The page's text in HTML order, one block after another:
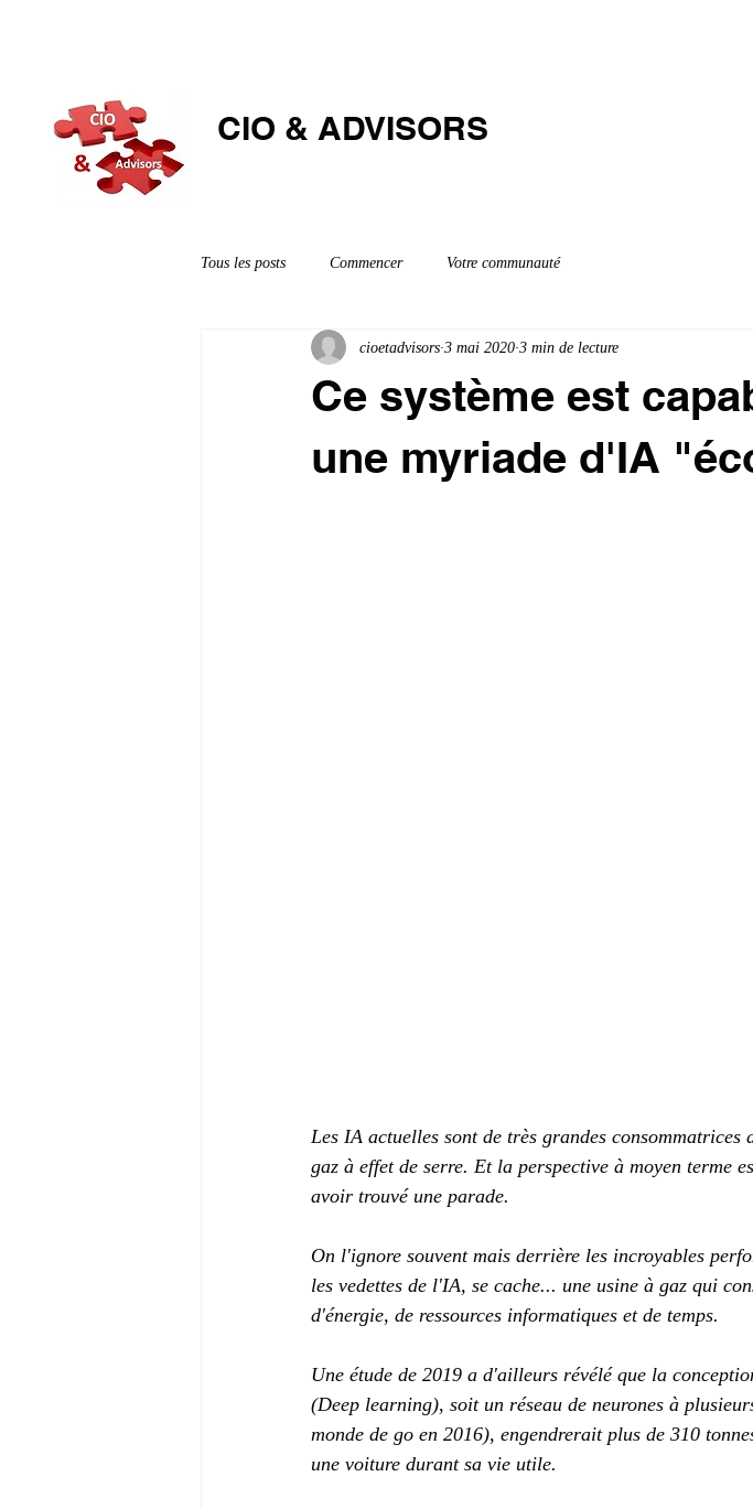
CIO & ​ADVISORS
Tous les posts Commencer Votre communauté
Ce système est
une myriade d'IA
cioetadvisors 3 mai 2020 3 min de lecture
Les IA actuelles sont de très grandes
gaz à effet de serre. Et la perspective à moyen terme
avoir trouvé une parade.
On l'ignore souvent mais derrière les incroyables
les vedettes de l'IA, se cache... une usine à gaz qui
d'énergie, de ressources informatiques et de temps.
Une étude de 2019 a d'ailleurs révélé que la
(Deep learning), soit un réseau de neurones à
monde de go en 2016), engendrerait plus de 310
une voiture durant sa vie utile.